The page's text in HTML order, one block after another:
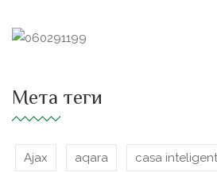
Мета теги
Ajax aqara casa